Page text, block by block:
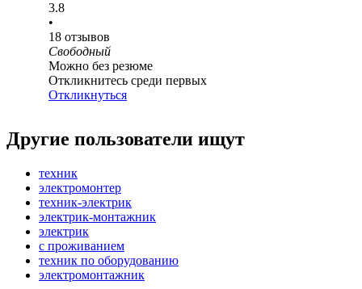
3.8
•
18 отзывов
Свободный
Можно без резюме
Откликнитесь среди первых
Откликнуться
Другие пользователи ищут
техник
электромонтер
техник-электрик
электрик-монтажник
электрик
с проживанием
техник по оборудованию
электромонтажник